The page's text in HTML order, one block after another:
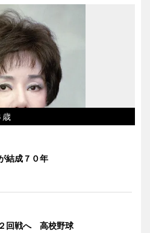
歳
結成７０年
回戦へ 高校野球